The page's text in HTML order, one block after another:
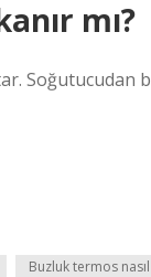
mı?
Buzluk termos nasıl